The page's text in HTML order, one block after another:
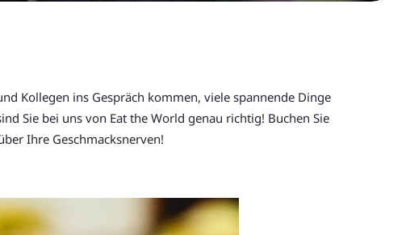
Kollegen ins Gespräch kommen, viele spannende Dinge
Sie bei uns von Eat the World genau richtig! Buchen Sie
Ihre Geschmacksnerven!